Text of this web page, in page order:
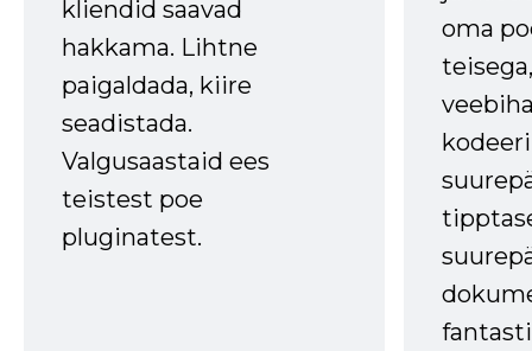
kliendid saavad
hakkama. Lihtne
paigaldada, kiire
seadistada.
Valgusaastaid ees
teistest poe
pluginatest.
oma